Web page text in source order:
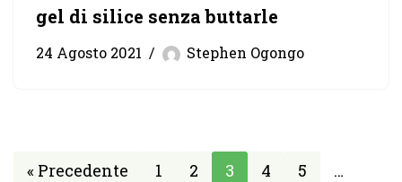
gel di silice senza buttarle
24 Agosto 2021 Stephen Ogongo
« Precedente 1 2 3 4 5
…